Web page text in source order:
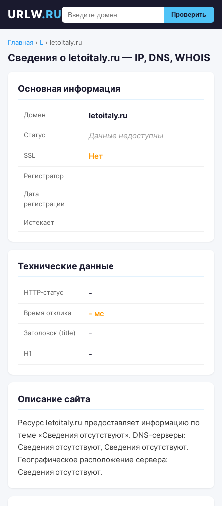
URLW.RU Проверить
Главная › L › letoitaly.ru
Сведения о letoitaly.ru — IP, DNS, WHOIS
Основная информация
Домен letoitaly.ru
Статус Данные недоступны
SSL Нет
Регистратор
Дата
регистрации
Истекает
Технические данные
HTTP-статус -
Время отклика - мс
Заголовок (title) -
H1 -
Описание сайта
Ресурс letoitaly.ru предоставляет информацию по
теме «Сведения отсутствуют». DNS-серверы:
Сведения отсутствуют, Сведения отсутствуют.
Географическое расположение сервера:
Сведения отсутствуют.